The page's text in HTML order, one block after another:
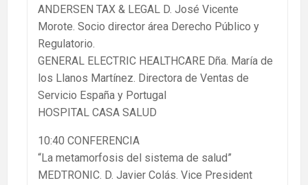
ANDERSEN TAX & LEGAL D. José Vicente
Morote. Socio director área Derecho Público y
Regulatorio.
GENERAL ELECTRIC HEALTHCARE Dña. María de
los Llanos Martínez. Directora de Ventas de
Servicio España y Portugal
HOSPITAL CASA SALUD
10:40 CONFERENCIA
“La metamorfosis del sistema de salud”
MEDTRONIC. D. Javier Colás. Vice President